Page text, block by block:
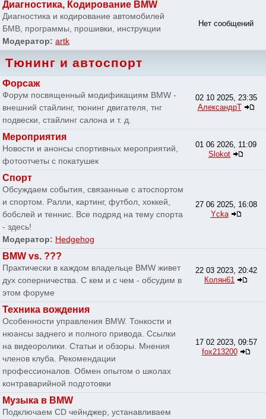
Диагностика, Кодирование BMW
Диагностика и кодирование автомобилей
БМВ, программы, прошивки, инструкции
Модератор: artk
Нет сообщений
Тюнинг и автоспорт
Форсаж
Форум посвященный модификациям BMW -
внешний стайлинг, тюнинг двигателя, тнг
подвески, стайлинг салона и т. д.
02 10 2025, 23:35
АлександрТ
Мероприятия
Новости и анонсы спортивных мероприятий,
фотоотчеты с покатушек
01 06 2026, 11:09
Slokot
Спорт
Обсуждаем события, связанные с атоспортом
и спортом. Ралли, картинг, футбол, хоккей,
бобслей и теннис. Все подряд на тему спорта
- здесь!
Модератор: Hedgehog
27 06 2025, 16:08
Ycka
BMW vs. ???
Практически в каждом владельце BMW живет
дух соперничества. С кем и с чем - обсудим в
этом форуме
22 03 2023, 20:42
Колян61
Техника вождения
Особенности управления BMW. Тонкости и
нюансы заднего и полного привода. Ссылки
на видеоролики. Статьи и обзоры. Мнения
членов клуба. Рекомендации
профессионалов. Обмен опытом о школах
контраварийной подготовки
17 02 2023, 09:57
fox213200
Музыка в BMW
Подключаем CD чейнджер, устанавливаем